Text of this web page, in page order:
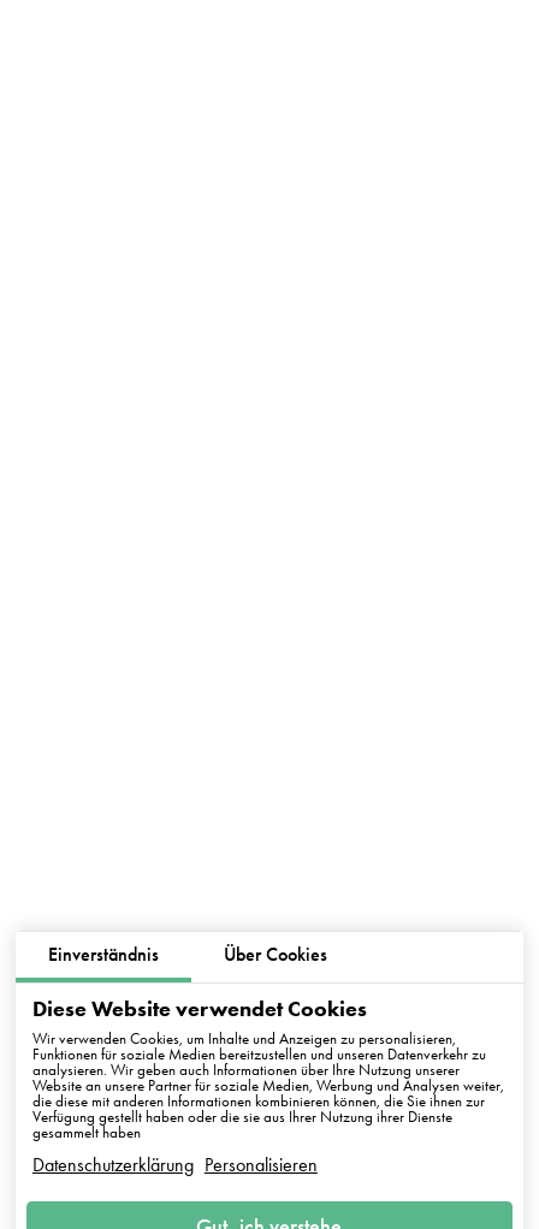
Einverständnis Über Cookies
Diese Website verwendet Cookies
Wir verwenden Cookies, um Inhalte und Anzeigen zu personalisieren,
Funktionen für soziale Medien bereitzustellen und unseren Datenverkehr zu
analysieren. Wir geben auch Informationen über Ihre Nutzung unserer
Website an unsere Partner für soziale Medien, Werbung und Analysen weiter,
die diese mit anderen Informationen kombinieren können, die Sie ihnen zur
Verfügung gestellt haben oder die sie aus Ihrer Nutzung ihrer Dienste
gesammelt haben
Datenschutzerklärung Personalisieren